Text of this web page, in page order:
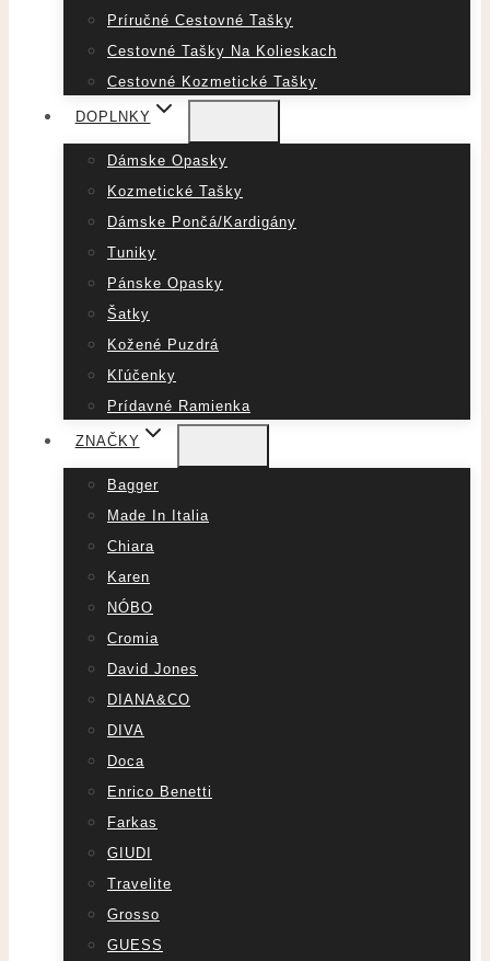
Príručné Cestovné Tašky
Cestovné Tašky Na Kolieskach
Cestovné Kozmetické Tašky
DOPLNKY
Dámske Opasky
Kozmetické Tašky
Dámske Pončá/Kardigány
Tuniky
Pánske Opasky
Šatky
Kožené Puzdrá
Kľúčenky
Prídavné Ramienka
ZNAČKY
Bagger
Made In Italia
Chiara
Karen
NÓBO
Cromia
David Jones
DIANA&CO
DIVA
Doca
Enrico Benetti
Farkas
GIUDI
Travelite
Grosso
GUESS